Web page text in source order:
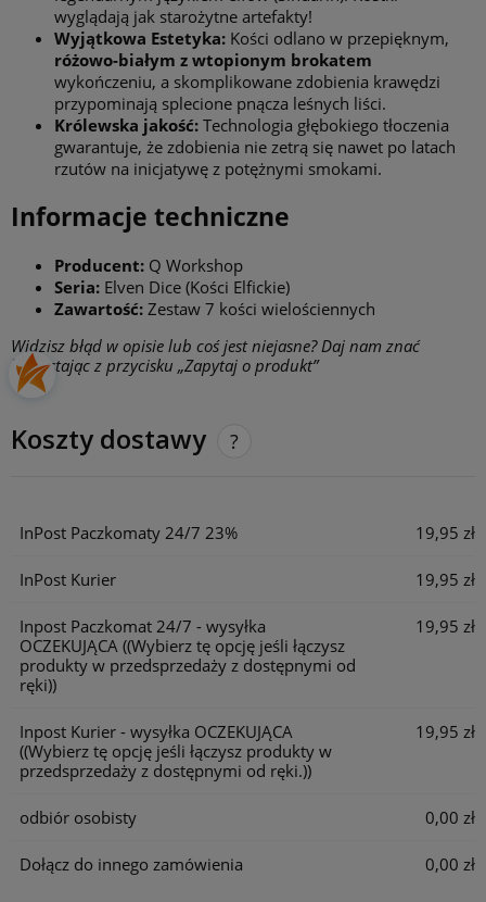
wyglądają jak starożytne artefakty!
Wyjątkowa Estetyka: Kości odlano w przepięknym,
różowo-białym z wtopionym brokatem
wykończeniu, a skomplikowane zdobienia krawędzi
przypominają splecione pnącza leśnych liści.
Królewska jakość: Technologia głębokiego tłoczenia
gwarantuje, że zdobienia nie zetrą się nawet po latach
rzutów na inicjatywę z potężnymi smokami.
Informacje techniczne
Producent: Q Workshop
Seria: Elven Dice (Kości Elfickie)
Zawartość: Zestaw 7 kości wielościennych
Widzisz błąd w opisie lub coś jest niejasne? Daj nam znać
korzystając z przycisku „Zapytaj o produkt”
Koszty dostawy
InPost Paczkomaty 24/7 23% 19,95 zł
InPost Kurier 19,95 zł
Inpost Paczkomat 24/7 - wysyłka
OCZEKUJĄCA ((Wybierz tę opcję jeśli łączysz
produkty w przedsprzedaży z dostępnymi od
ręki))
19,95 zł
Inpost Kurier - wysyłka OCZEKUJĄCA
((Wybierz tę opcję jeśli łączysz produkty w
przedsprzedaży z dostępnymi od ręki.))
19,95 zł
odbiór osobisty 0,00 zł
Dołącz do innego zamówienia 0,00 zł